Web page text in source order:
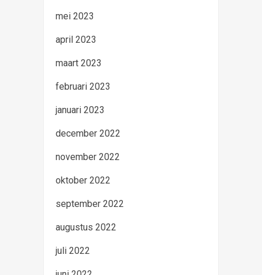
mei 2023
april 2023
maart 2023
februari 2023
januari 2023
december 2022
november 2022
oktober 2022
september 2022
augustus 2022
juli 2022